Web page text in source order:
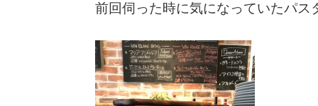
前回伺った時に気になっていたパス